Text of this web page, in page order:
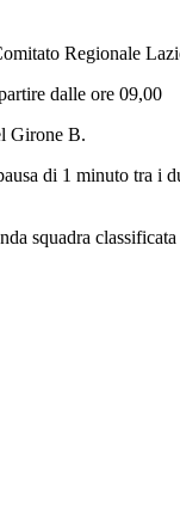
Regionale
dalle ore 09,00
Girone B.
di 1 minuto tra i
squadra